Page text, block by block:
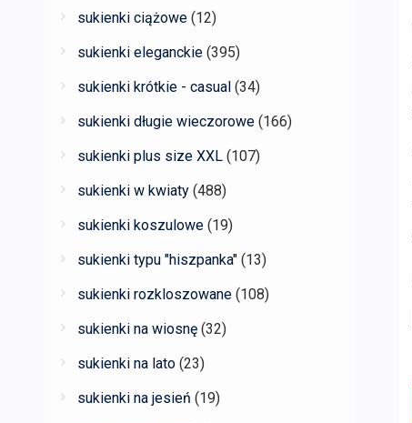
sukienki ciążowe (12)
sukienki eleganckie (395)
sukienki krótkie - casual (34)
sukienki długie wieczorowe (166)
sukienki plus size XXL (107)
sukienki w kwiaty (488)
sukienki koszulowe (19)
sukienki typu "hiszpanka" (13)
sukienki rozkloszowane (108)
sukienki na wiosnę (32)
sukienki na lato (23)
sukienki na jesień (19)